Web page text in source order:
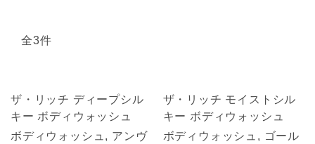
全3件
ザ・リッチ ディープシル
キー ボディウォッシュ
ボディウォッシュ, アンヴ
ザ・リッチ モイストシル
キー ボディウォッシュ
ボディウォッシュ, ゴール